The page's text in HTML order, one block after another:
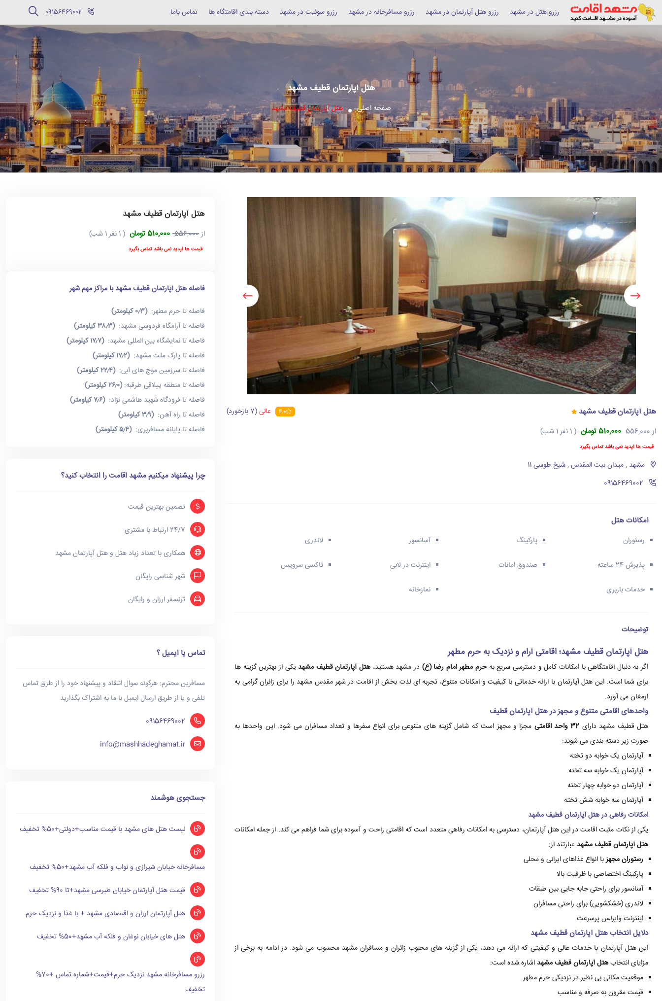
رزرو هتل در مشهد رزرو هتل آپارتمان در مشهد رزرو مسافرخانه در مشهد رزرو سوئیت در مشهد دسته بندی اقامتگاه ها تماس باما
هتل آپارتمان قطیف مشهد
صفحه اصلی هتل آپارتمان قطیف مشهد
هتل آپارتمان قطیف مشهد
از556,000 510,000 تومان ( 1 نفر 1 شب)
قیمت ها آپدید نمی باشد تماس بگیرد
مشهد , میدان بیت المقدس , شیخ طوسی 11
‪09156469002‬
4.0 عالی(7 بازخورد)
امکانات هتل
رستوران پارکینگ آسانسور لاندری
پذیرش 24 ساعته صندوق امانات اینترنت در لابی تاکسی سرویس
خدمات باربری نمازخانه
توضیحات
هتل آپارتمان قطیف مشهد؛ اقامتی آرام و نزدیک به حرم مطهر
اگر به دنبال اقامتگاهی با امکانات کامل و دسترسی سریع به حرم مطهر امام رضا (ع) در مشهد هستید، هتل آپارتمان قطیف مشهدیکی از بهترین گزینه ها
برای شما است. این هتل آپارتمان با ارائه خدماتی با کیفیت و امکانات متنوع، تجربه ای لذت بخش از اقامت در شهر مقدس مشهد را برای زائران گرامی به
ارمغان می آورد.
واحدهای اقامتی متنوع و مجهز در هتل آپارتمان قطیف
هتل قطیف مشهد دارای 32 واحد اقامتی
مجزا و مجهز است که شامل گزینه های متنوعی برای انواع سفرها و تعداد مسافران می شود. این واحدها به
صورت زیر دسته بندی می شوند:
آپارتمان یک خوابه دو تخته
آپارتمان یک خوابه سه تخته
آپارتمان دو خوابه چهار تخته
آپارتمان سه خوابه شش تخته
امکانات رفاهی در هتل آپارتمان قطیف مشهد
یکی از نکات مثبت اقامت در این هتل آپارتمان، دسترسی به امکانات رفاهی متعدد است که اقامتی راحت و آسوده برای شما فراهم می کند. از جمله امکانات
هتل آپارتمان قطیف مشهد عبارتند از:
رستوران مجهزبا انواع غذاهای ایرانی و محلی
پارکینگ اختصاصی با ظرفیت بالا
آسانسور برای راحتی جابه جایی بین طبقات
لاندری (خشکشویی) برای راحتی مسافران
اینترنت وایرلس پرسرعت
دلایل انتخاب هتل آپارتمان قطیف مشهد
این هتل آپارتمان با خدمات عالی و کیفیتی که ارائه می دهد، یکی از گزینه های محبوب زائران و مسافران مشهد محسوب می شود. در ادامه به برخی از
مزایای انتخابهتل آپارتمان قطیف مشهداشاره شده است:
موقعیت مکانی بی نظیر در نزدیکی حرم مطهر
قیمت مقرون به صرفه و مناسب
هتل آپارتمان قطیف مشهد
از556,000 510,000 تومان ( 1 نفر 1 شب)
قیمت ها آپدید نمی باشد تماس بگیرد
فاصله هتل آپارتمان قطیف مشهد با مراکز مهم شهر
فاصله تا حرم مطهر:(۰٫3 کیلومتر)
فاصله تا آرامگاه فردوسی مشهد:(۳۸٫۳ کیلومتر)
فاصله تا نمایشگاه بین المللی مشهد:(۱۷٫۷ کیلومتر)
فاصله تا پارک ملت مشهد:(۱۷٫۲ کیلومتر)
فاصله تا سرزمین موج های آبی:(۲۲٫۴ کیلومتر)
فاصله تا منطقه ییلاقی طرقبه:(۲۶٫۰ کیلومتر)
فاصله تا فرودگاه شهید هاشمی نژاد:(۷٫۶ کیلومتر)
فاصله تا راه آهن:(۳٫۹ کیلومتر)
فاصله تا پایانه مسافربری:(۵٫۴ کیلومتر)
چرا پیشنهاد میکنیم مشهد اقامت را انتخاب کنید؟
تضمین بهترین قیمت
24/7 ارتباط با مشتری
همکاری با تعداد زیاد هتل و هتل آپارتمان مشهد
شهر شناسی رایگان
ترنسفر ارزان و رایگان
تماس یا ایمیل ؟
مسافرین محترم: هرگونه سوال انتقاد و پیشنهاد خود را از طرق تماس
تلفی و یا از طریق ارسال ایمیل با ما به اشتراک بگذارید
09156469002
info@mashhadeghamat.ir
جستجوی هوشمند
لیست هتل های مشهد با قیمت مناسب+دولتی+50% تخفیف
مسافرخانه خیابان شیرازی و نواب و فلکه آب مشهد+50% تخفیف
قیمت هتل آپارتمان خیابان طبرسی مشهد+تا 90% تخفیف
هتل آپارتمان ارزان و اقتصادی مشهد + با غذا و نزدیک حرم
هتل های خیابان نوغان و فلکه آب مشهد+50% تخفیف
رزرو مسافرخانه مشهد نزدیک حرم+قیمت+شماره تماس +70%
تخفیف